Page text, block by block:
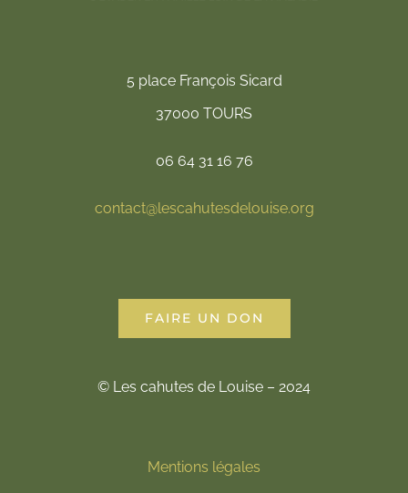
5 place François Sicard
37000 TOURS
06 64 31 16 76
contact@lescahutesdelouise.org
FAIRE UN DON
© Les cahutes de Louise – 2024
Mentions légales